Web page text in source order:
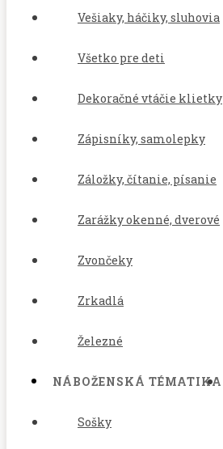
Vešiaky, háčiky, sluhovia
Všetko pre deti
Dekoračné vtáčie klietky
Zápisníky, samolepky
Záložky, čítanie, písanie
Zarážky okenné, dverové
Zvončeky
Zrkadlá
Železné
NÁBOŽENSKÁ TÉMATIKA
Sošky